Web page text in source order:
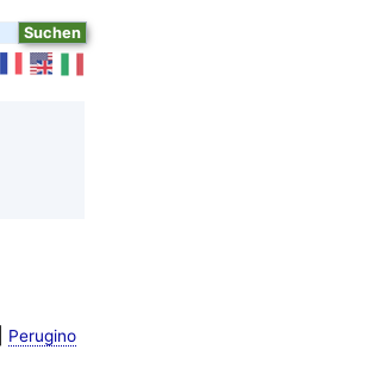
Perugino